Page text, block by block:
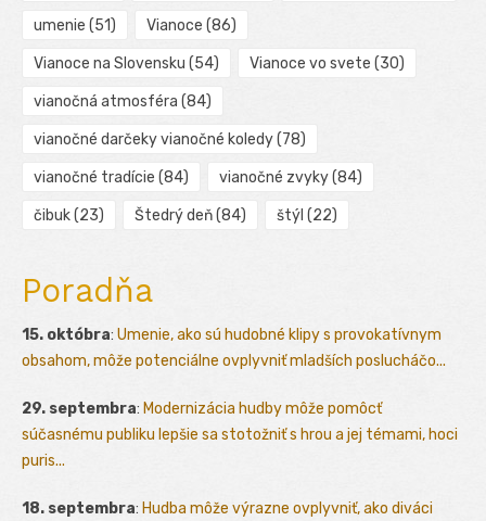
umenie (51) Vianoce (86)
Vianoce na Slovensku (54) Vianoce vo svete (30)
vianočná atmosféra (84)
vianočné darčeky vianočné koledy(78)
vianočné tradície (84) vianočné zvyky(84)
čibuk(23) Štedrý deň(84) štýl (22)
Poradňa
15. októbra: Umenie, ako sú hudobné klipy s provokatívnym
obsahom, môže potenciálne ovplyvniť mladších poslucháčo...
29. septembra: Modernizácia hudby môže pomôcť
súčasnému publiku lepšie sa stotožniť s hrou a jej témami, hoci
puris...
18. septembra: Hudba môže výrazne ovplyvniť, ako diváci